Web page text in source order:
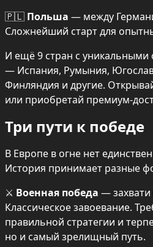
🇵🇱 Польша — между
Сложнейший старт для
И ещё 9 стран с уникальными
— Испания, Румыния,
Финляндия и другие.
или приобретай премиум-
Три пути к победе
В Европе в огне нет
История принимает разные
⚔️ Военная победа — захвати
Классическое завоевание.
правильной стратегии и
но и самый зрелищный путь.